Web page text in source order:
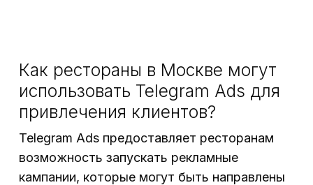
Как рестораны в Москве могут
использовать Telegram Ads для
привлечения клиентов?
Telegram Ads предоставляет ресторанам
возможность запускать рекламные
кампании, которые могут быть направлены